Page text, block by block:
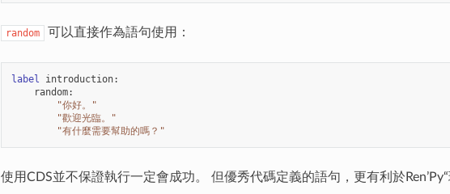
random 可以直接作為語句使用：
label introduction:
random:
"你好。"
"歡迎光臨。"
"有什麼需要幫助的嗎？"
使用CDS並不保證執行一定會成功。 但優秀代碼定義的語句，更有利於Ren’Py“